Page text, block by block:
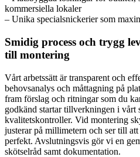
kommersiella lokaler
– Unika specialsnickerier som
Smidig process och trygg
till montering
Vårt arbetssätt är transparent och
behovsanalys och måttagning på
fram förslag och ritningar som du
godkänd startar tillverkningen i vårt
kvalitetskontroller. Vid montering
justerar på millimetern och ser till
perfekt. Avslutningsvis gör vi en
skötselråd samt dokumentation.